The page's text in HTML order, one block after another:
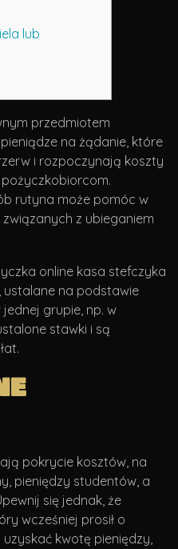
lub
przedmiotem
na żądanie, które
i rozpoczynają koszty
rutyna może pomóc w
z ubieganiem
ustalane na podstawie
grupie, np. w
stawki i są
pokrycie kosztów, na
pieniędzy studentów, a
się jednak, że
wcześniej prosił o
kwotę pieniędzy,